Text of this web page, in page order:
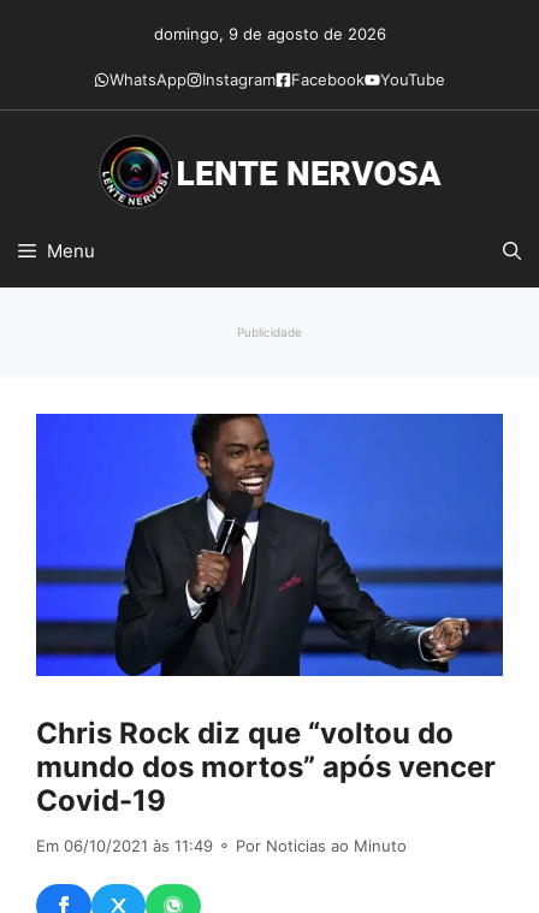
conteúdo
domingo, 9 de agosto de 2026
WhatsApp Instagram Facebook YouTube
Menu
Publicidade
Chris Rock diz que “voltou do
mundo dos mortos” após vencer
Covid-19
Em 06/10/2021 às 11:49 ⚬ Por Noticias ao Minuto